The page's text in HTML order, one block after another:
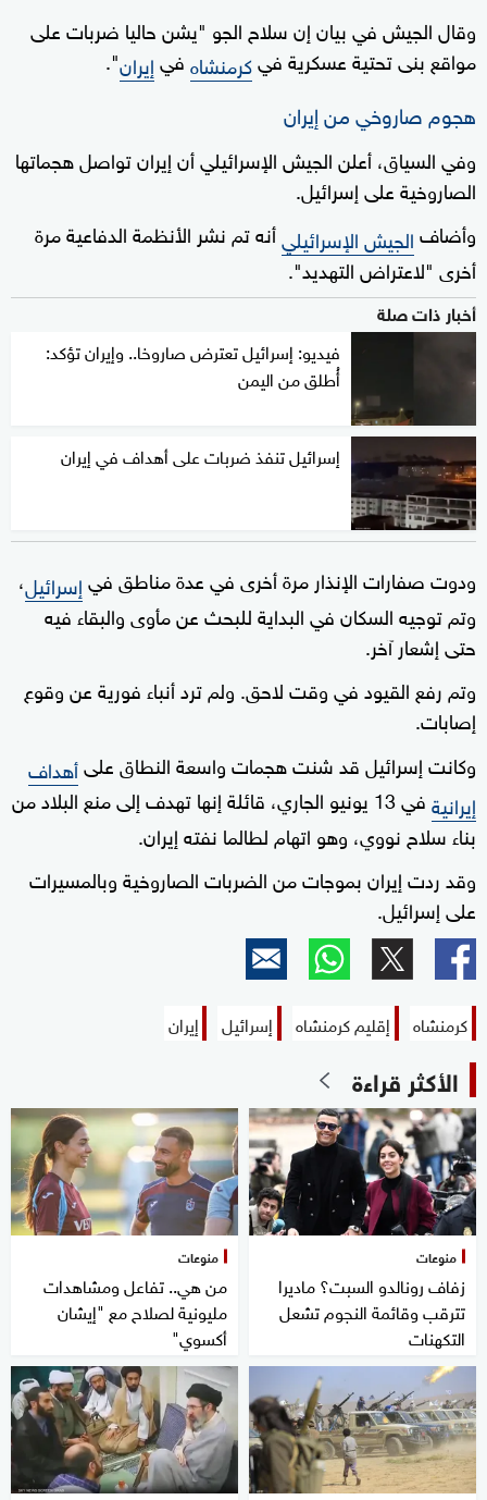
وقال الجيش في بيان إن سلاح الجو "يشن حاليا ضربات على
مواقع بنى تحتية عسكرية فيكرمنشاهفيإيران".
هجوم صاروخي من إيران
وفي السياق، أعلن الجيش الإسرائيلي أن إيران تواصل هجماتها
الصاروخية على إسرائيل.
وأضافالجيش الإسرائيليأنه تم نشر الأنظمة الدفاعية مرة
أخرى "لاعتراض التهديد".
أخبار ذات صلة
فيديو: إسرائيل تعترض صاروخا.. وإيران تؤكد:
أُطلق من اليمن
إسرائيل تنفذ ضربات على أهداف في إيران
ودوت صفارات الإنذار مرة أخرى في عدة مناطق فيإسرائيل،
وتم توجيه السكان في البداية للبحث عن مأوى والبقاء فيه
حتى إشعار آخر.
وتم رفع القيود في وقت لاحق. ولم ترد أنباء فورية عن وقوع
إصابات.
وكانت إسرائيل قد شنت هجمات واسعة النطاق علىأهداف
إيرانية
في 13 يونيو الجاري، قائلة إنها تهدف إلى منع البلاد من
بناء سلاح نووي، وهو اتهام لطالما نفته إيران.
وقد ردت إيران بموجات من الضربات الصاروخية وبالمسيرات
على إسرائيل.
كرمنشاه إقليم كرمنشاه إسرائيل إيران
الأكثر قراءة
منوعات
زفاف رونالدو السبت؟ ماديرا
تترقب وقائمة النجوم تشعل
التكهنات
منوعات
من هي.. تفاعل ومشاهدات
مليونية لصلاح مع "إيشان
أكسوي"